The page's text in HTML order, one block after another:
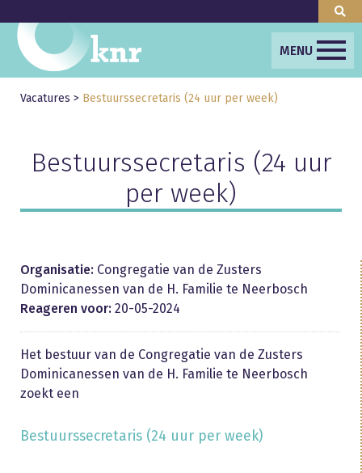
MENU
Vacatures > Bestuurssecretaris (24 uur per week)
Bestuurssecretaris (24 uur
per week)
Organisatie: Congregatie van de Zusters
Dominicanessen van de H. Familie te Neerbosch
Reageren voor: 20-05-2024
Het bestuur van de Congregatie van de Zusters
Dominicanessen van de H. Familie te Neerbosch
zoekt een
Bestuurssecretaris (24 uur per week)